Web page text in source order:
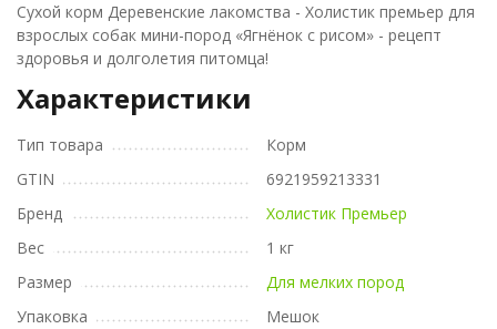
Сухой корм Деревенские лакомства - Холистик премьер для
взрослых собак мини-пород «Ягнёнок с рисом» - рецепт
здоровья и долголетия питомца!
Характеристики
Тип товара
Корм
GTIN
6921959213331
Бренд
Холистик Премьер
Вес
1 кг
Размер
Для мелких пород
Упаковка
Мешок